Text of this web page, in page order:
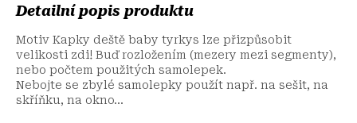
Detailní popis produktu
Motiv Kapky deště baby tyrkys lze přizpůsobit
velikosti zdi! Buď rozložením (mezery mezi segmenty),
nebo počtem použitých samolepek.
Nebojte se zbylé samolepky použít např. na sešit, na
skříňku, na okno...